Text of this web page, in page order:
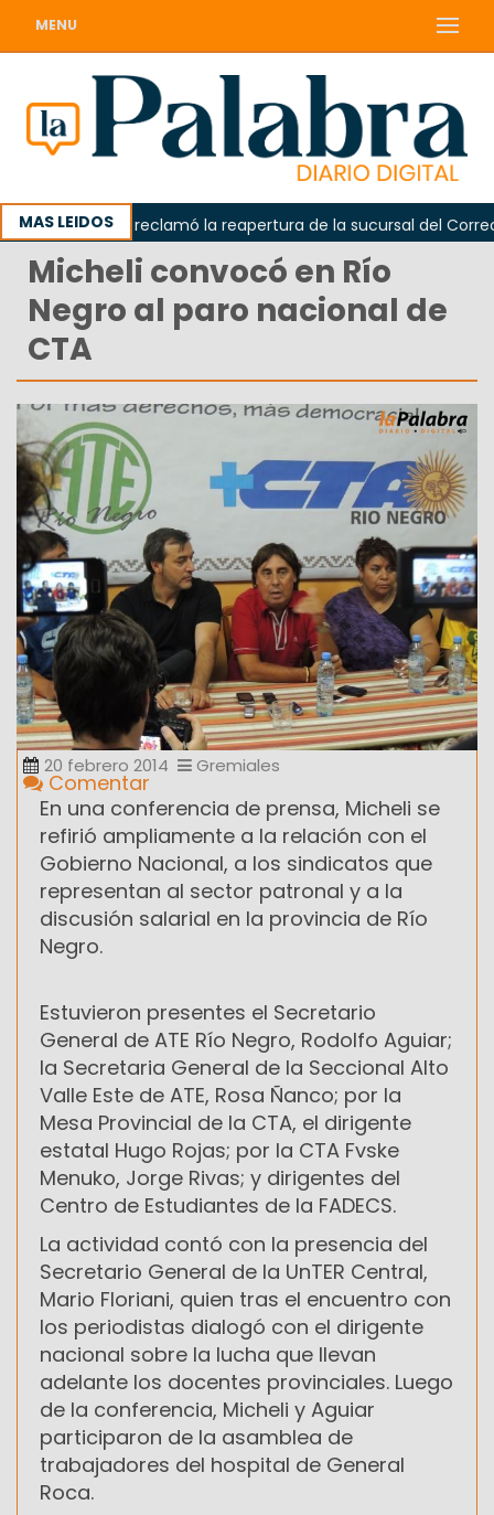
MENU
MAS LEIDOS
Odarda reclamó la reapertura de la sucursal del Correo
Micheli convocó en Río
Negro al paro nacional de
CTA
20 febrero 2014 Gremiales
Comentar
En una conferencia de prensa, Micheli se
refirió ampliamente a la relación con el
Gobierno Nacional, a los sindicatos que
representan al sector patronal y a la
discusión salarial en la provincia de Río
Negro.
Estuvieron presentes el Secretario
General de ATE Río Negro, Rodolfo Aguiar;
la Secretaria General de la Seccional Alto
Valle Este de ATE, Rosa Ñanco; por la
Mesa Provincial de la CTA, el dirigente
estatal Hugo Rojas; por la CTA Fvske
Menuko, Jorge Rivas; y dirigentes del
Centro de Estudiantes de la FADECS.
La actividad contó con la presencia del
Secretario General de la UnTER Central,
Mario Floriani, quien tras el encuentro con
los periodistas dialogó con el dirigente
nacional sobre la lucha que llevan
adelante los docentes provinciales. Luego
de la conferencia, Micheli y Aguiar
participaron de la asamblea de
trabajadores del hospital de General
Roca.